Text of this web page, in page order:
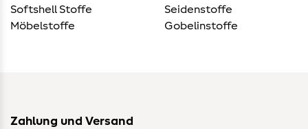
Softshell Stoffe
Möbelstoffe
Seidenstoffe
Gobelinstoffe
Zahlung und Versand